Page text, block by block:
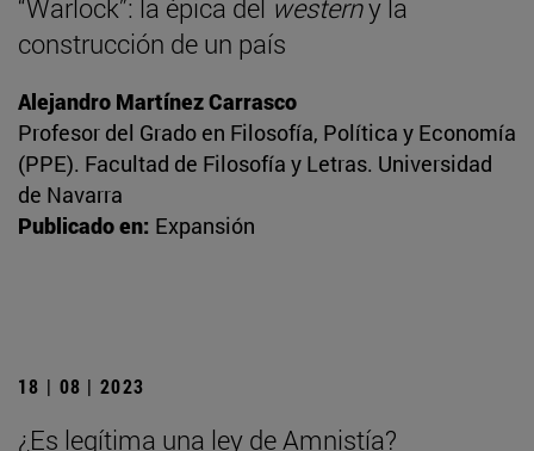
“Warlock”: la épica del westerny la
construcción de un país
Alejandro Martínez Carrasco
Profesor del Grado en Filosofía, Política y Economía
(PPE). Facultad de Filosofía y Letras. Universidad
de Navarra
Publicado en: Expansión
18 | 08 | 2023
¿Es legítima una ley de Amnistía?